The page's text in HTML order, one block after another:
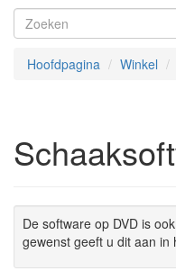
Hoofdpagina Winkel
De software op DVD is
gewenst geeft u dit aan in